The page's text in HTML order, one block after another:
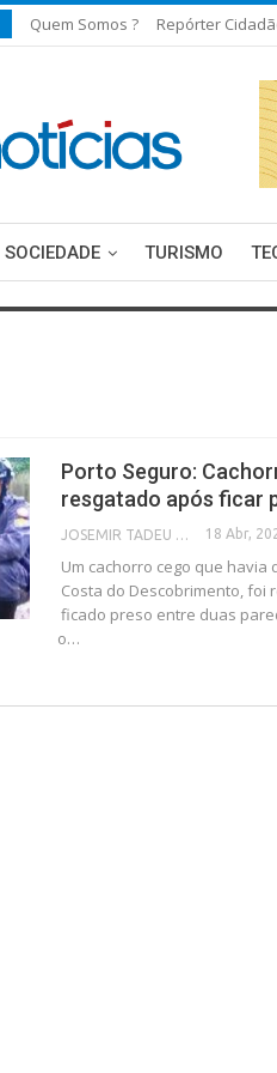
Quem Somos ? Repórter
SOCIEDADE TURISMO
Porto Seguro:
resgatado após ficar
JOSEMIR TADEU FONSECA 18 Abr,
Um cachorro cego que
Costa do Descobrimento, foi
ficado preso entre duas
o…